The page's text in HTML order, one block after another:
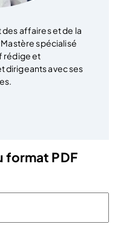
affaires et de la
spécialisé
rédige et
dirigeants avec ses
format PDF